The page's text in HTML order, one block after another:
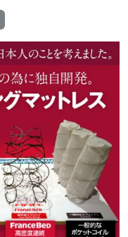
ジナビアのデザインを誇
ジーチェア」。デザイン
ルチェア「ケベ/KEBE」な
ベッドのマットレス「高密
ミーBASIC」。ソファと
寝心地抜群。